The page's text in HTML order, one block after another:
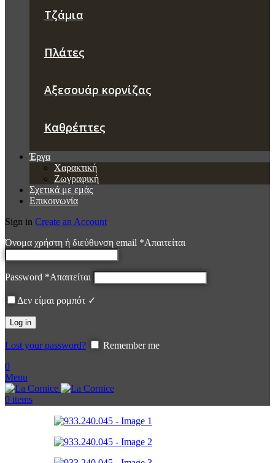
Τζάμια
Πλάτες
Αξεσουάρ κορνίζας
Καθρέπτες
Έργα
Χαρακτική
Ζωγραφική
Σχετικά με εμάς
Επικοινωνία
Sign in Create an Account
Όνομα χρήστη ή διεύθυνση email *Απαιτείται
Password *Απαιτείται
Δεν είμαι ρομπότ ✓
Log in
Lost your password?
Remember me
0
Menu
0 items